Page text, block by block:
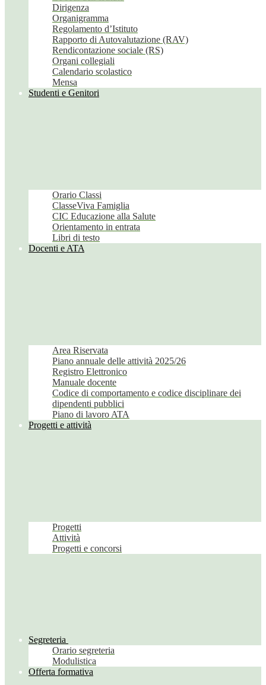
Dirigenza
Organigramma
Regolamento d’Istituto
Rapporto di Autovalutazione (RAV)
Rendicontazione sociale (RS)
Organi collegiali
Calendario scolastico
Mensa
Studenti e Genitori
Orario Classi
ClasseViva Famiglia
CIC Educazione alla Salute
Orientamento in entrata
Libri di testo
Docenti e ATA
Area Riservata
Piano annuale delle attività 2025/26
Registro Elettronico
Manuale docente
Codice di comportamento e codice disciplinare dei
dipendenti pubblici
Piano di lavoro ATA
Progetti e attività
Progetti
Attività
Progetti e concorsi
Segreteria
Orario segreteria
Modulistica
Offerta formativa